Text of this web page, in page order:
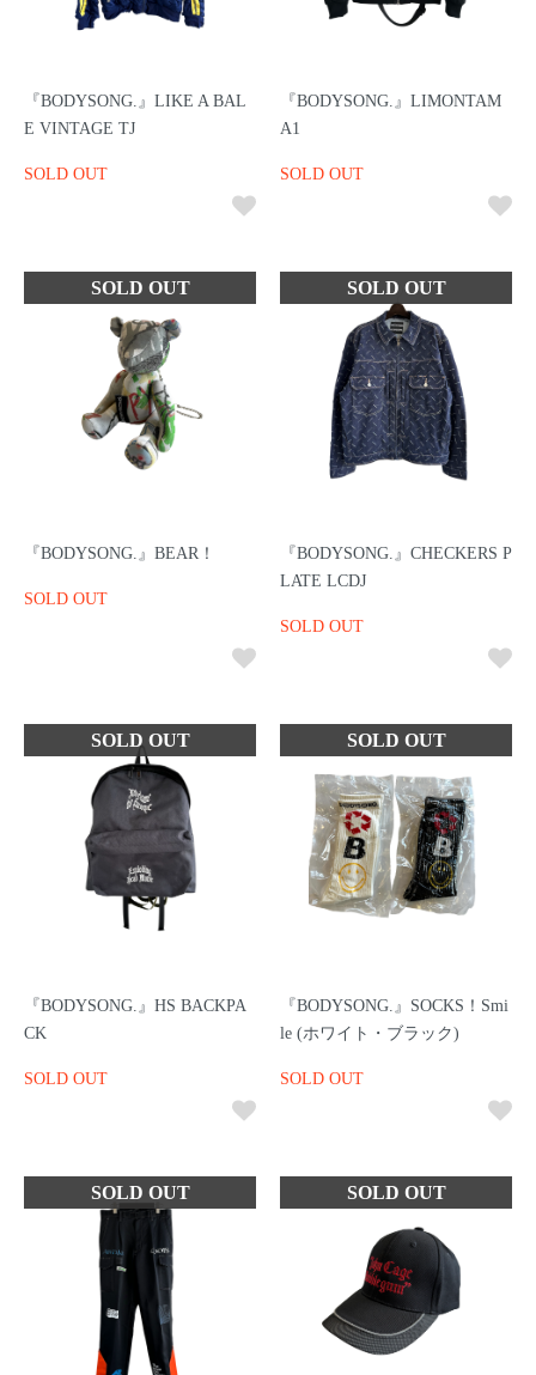
『BODYSONG.』LIKE A BAL
E VINTAGE TJ
SOLD OUT
『BODYSONG.』LIMONTAM
A1
SOLD OUT
『BODYSONG.』BEAR！
SOLD OUT
『BODYSONG.』CHECKERS P
LATE LCDJ
SOLD OUT
『BODYSONG.』HS BACKPA
CK
SOLD OUT
『BODYSONG.』SOCKS！Smi
le (ホワイト・ブラック)
SOLD OUT